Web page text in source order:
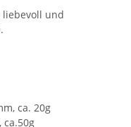
liebevoll und
ca. 20g
ca.50g